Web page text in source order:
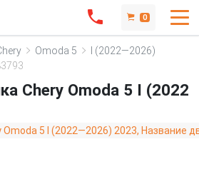
0
Omoda 5
I (2022—2026)
Chery Omoda 5 I (2022